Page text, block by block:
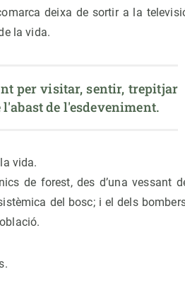
deixa de sortir a la
la vida.
per visitar, sentir, trepitjar
de l'esdeveniment.
vida.
de forest, des d’una vessant
del bosc; i el dels